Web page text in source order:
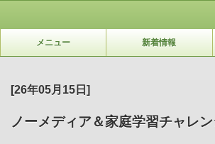
メニュー 新着情報
[26年05月15日]
ノーメディア＆家庭学習チャレ